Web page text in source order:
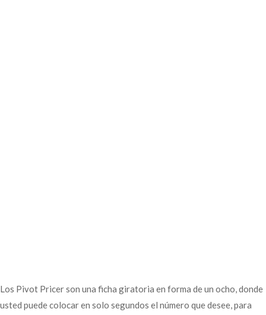
Los Pivot Pricer son una ficha giratoria en forma de un ocho, donde
usted puede colocar en solo segundos el número que desee, para